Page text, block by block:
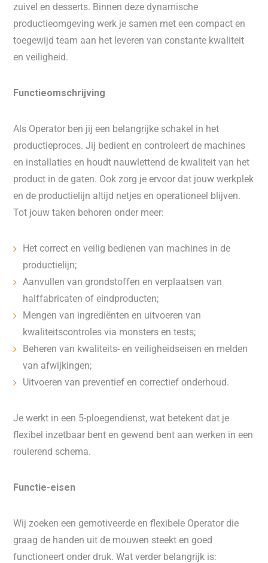
zuivel en desserts. Binnen deze dynamische
productieomgeving werk je samen met een compact en
toegewijd team aan het leveren van constante kwaliteit
en veiligheid.
Functieomschrijving
Als Operator ben jij een belangrijke schakel in het
productieproces. Jij bedient en controleert de machines
en installaties en houdt nauwlettend de kwaliteit van het
product in de gaten. Ook zorg je ervoor dat jouw werkplek
en de productielijn altijd netjes en operationeel blijven.
Tot jouw taken behoren onder meer:
Het correct en veilig bedienen van machines in de
productielijn;
Aanvullen van grondstoffen en verplaatsen van
halffabricaten of eindproducten;
Mengen van ingrediënten en uitvoeren van
kwaliteitscontroles via monsters en tests;
Beheren van kwaliteits- en veiligheidseisen en melden
van afwijkingen;
Uitvoeren van preventief en correctief onderhoud.
Je werkt in een 5-ploegendienst, wat betekent dat je
flexibel inzetbaar bent en gewend bent aan werken in een
roulerend schema.
Functie-eisen
Wij zoeken een gemotiveerde en flexibele Operator die
graag de handen uit de mouwen steekt en goed
functioneert onder druk. Wat verder belangrijk is: